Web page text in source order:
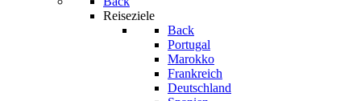
Reiseziele
Back
Portugal
Marokko
Frankreich
Deutschland